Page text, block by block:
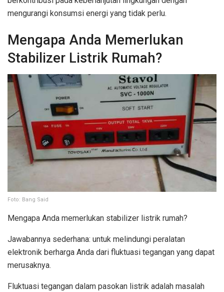
mengurangi konsumsi energi yang tidak perlu.
Mengapa Anda Memerlukan
Stabilizer Listrik Rumah?
Foto: Bang Said
Mengapa Anda memerlukan stabilizer listrik rumah?
Jawabannya sederhana: untuk melindungi peralatan
elektronik berharga Anda dari fluktuasi tegangan yang dapat
merusaknya.
Fluktuasi tegangan dalam pasokan listrik adalah masalah